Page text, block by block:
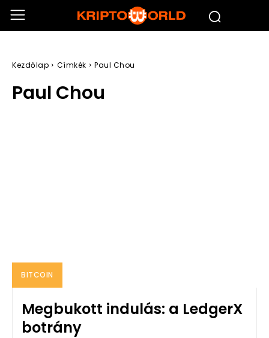
Kezdőlap Címkék Paul Chou
Paul Chou
BITCOIN
Megbukott indulás: a LedgerX
botrány